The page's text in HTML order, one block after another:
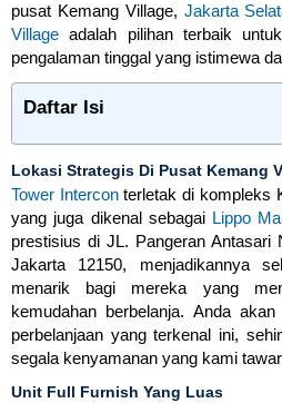
pusat Kemang Village, Jakarta
Village adalah pilihan terbaik
pengalaman tinggal yang istimewa
Daftar Isi
Lokasi Strategis Di Pusat Kemang
Tower Interconterletak di kompleks
yang juga dikenal sebagai Lippo
prestisius di JL. Pangeran Antasari
Jakarta 12150, menjadikannya
menarik bagi mereka yang
kemudahan berbelanja. Anda
perbelanjaan yang terkenal ini,
segala kenyamanan yang kami
Unit Full Furnish Yang Luas